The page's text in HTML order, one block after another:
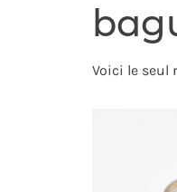
Voici le seul